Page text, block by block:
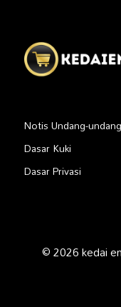
Notis Undang-undang
Dasar Kuki
Dasar Privasi
© 2026 kedai